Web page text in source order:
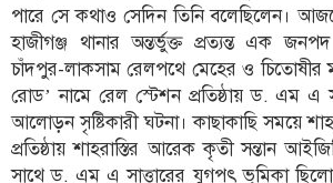
অপরাধ
চাঁদপুর
জেলার
খবর
প্রবাস
পারে সে কথাও সেদিন তিনি বলেছিলেন।
হাজীগঞ্জ থানার অন্তর্ভুক্ত প্রত্যন্ত এক
চাঁদপুর-লাকসাম রেলপথে মেহের ও চিতোষীর
রোড’ নামে রেল স্টেশন প্রতিষ্ঠায় ড. এম এ
আলোড়ন সৃষ্টিকারী ঘটনা। কাছাকাছি সময়ে
প্রতিষ্ঠায় শাহরাস্তির আরেক কৃতী সন্তান
সাথে ড. এম এ সাত্তারের যুগপৎ ভূমিকা